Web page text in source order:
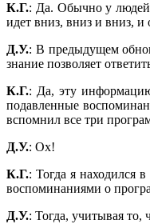
К.Г.: Да. Обычно у
идет вниз, вниз и вниз, и
Д.У.: В предыдущем
знание позволяет
К.Г.: Да, эту
подавленные
вспомнил все три
Д.У.: Ох!
К.Г.: Тогда я находился
воспоминаниями о
Д.У.: Тогда, учитывая то,